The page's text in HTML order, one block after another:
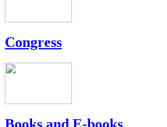
Congress